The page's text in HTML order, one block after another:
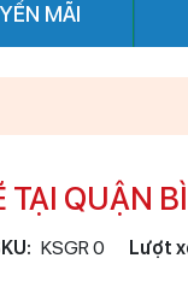
MÃI
TẠI QUẬN
KSGR 0 Lượt